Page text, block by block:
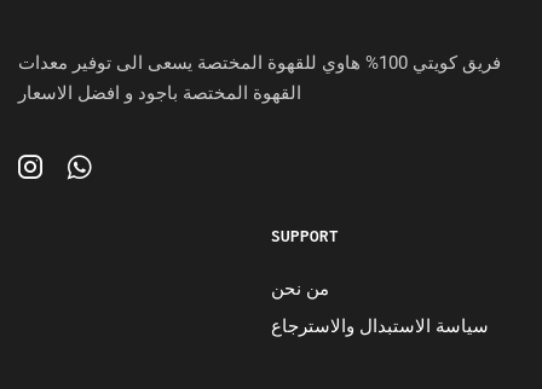
فريق كويتي 100% هاوي للقهوة المختصة يسعى الى توفير معدات
القهوة المختصة باجود و افضل الاسعار
SUPPORT
من نحن
سياسة الاستبدال والاسترجاع